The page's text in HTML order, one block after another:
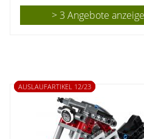
> 3 Angebote
AUSLAUFARTIKEL 12/23